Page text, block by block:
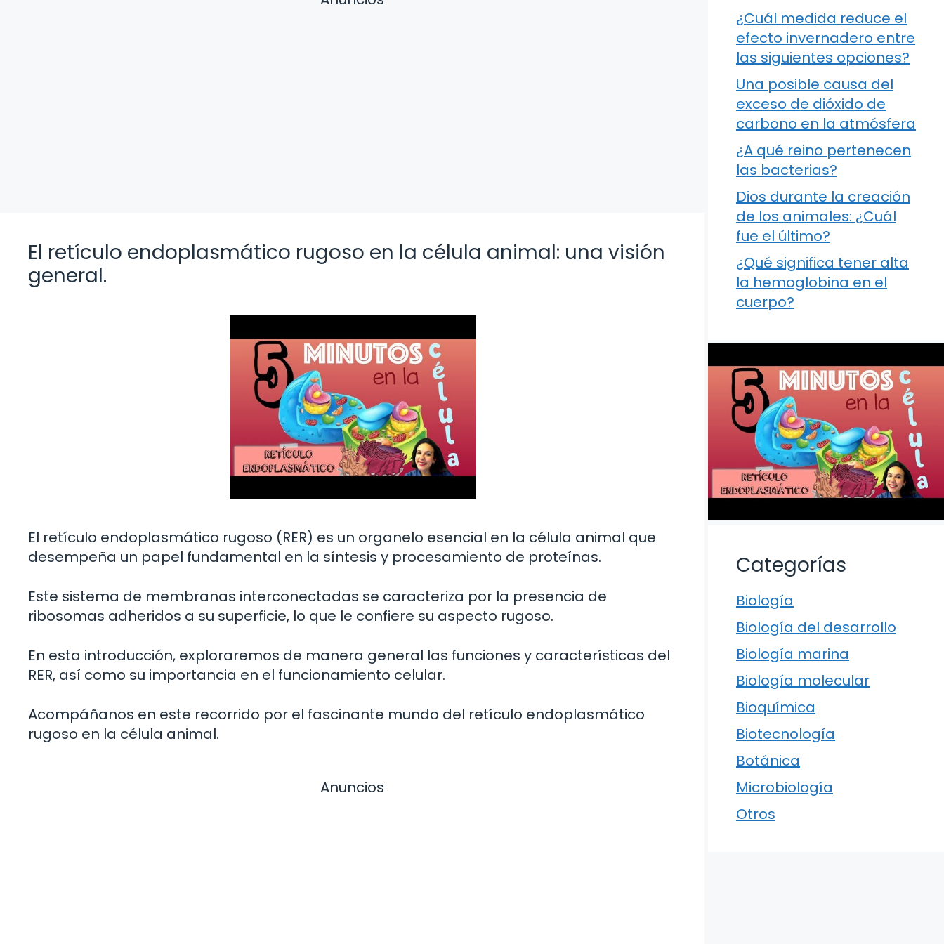
El retículo endoplasmático rugoso en la célula animal: una visión
general.
El retículo endoplasmático rugoso (RER) es un organelo esencial en la célula animal que
desempeña un papel fundamental en la síntesis y procesamiento de proteínas.
Este sistema de membranas interconectadas se caracteriza por la presencia de
ribosomas adheridos a su superficie, lo que le confiere su aspecto rugoso.
En esta introducción, exploraremos de manera general las funciones y características del
RER, así como su importancia en el funcionamiento celular.
Acompáñanos en este recorrido por el fascinante mundo del retículo endoplasmático
rugoso en la célula animal.
Anuncios
¿Cuál medida reduce el
efecto invernadero entre
las siguientes opciones?
Una posible causa del
exceso de dióxido de
carbono en la atmósfera
¿A qué reino pertenecen
las bacterias?
Dios durante la creación
de los animales: ¿Cuál
fue el último?
¿Qué significa tener alta
la hemoglobina en el
cuerpo?
Categorías
Biología
Biología del desarrollo
Biología marina
Biología molecular
Bioquímica
Biotecnología
Botánica
Microbiología
Otros